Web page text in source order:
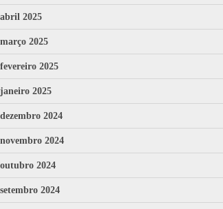
abril 2025
março 2025
fevereiro 2025
janeiro 2025
dezembro 2024
novembro 2024
outubro 2024
setembro 2024